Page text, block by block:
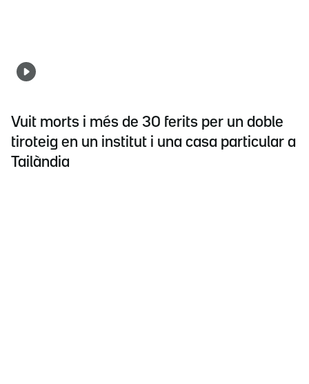
Vuit morts i més de 30 ferits per un doble
tiroteig en un institut i una casa particular a
Tailàndia